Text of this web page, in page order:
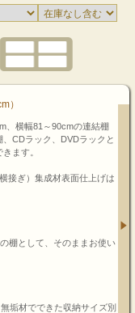
）
、横幅81～90cmの連結棚
CDラック、DVDラックと
ます。
接ぎ）集成材表面仕上げは
棚として、そのままお使い
垢材でできた収納サイズ別